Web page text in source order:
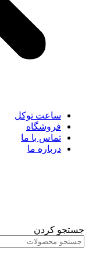
ساعت توکل
فروشگاه
تماس با ما
درباره ما
جستجو کردن